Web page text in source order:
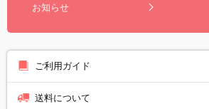
お知らせ
ご利用ガイド
送料について